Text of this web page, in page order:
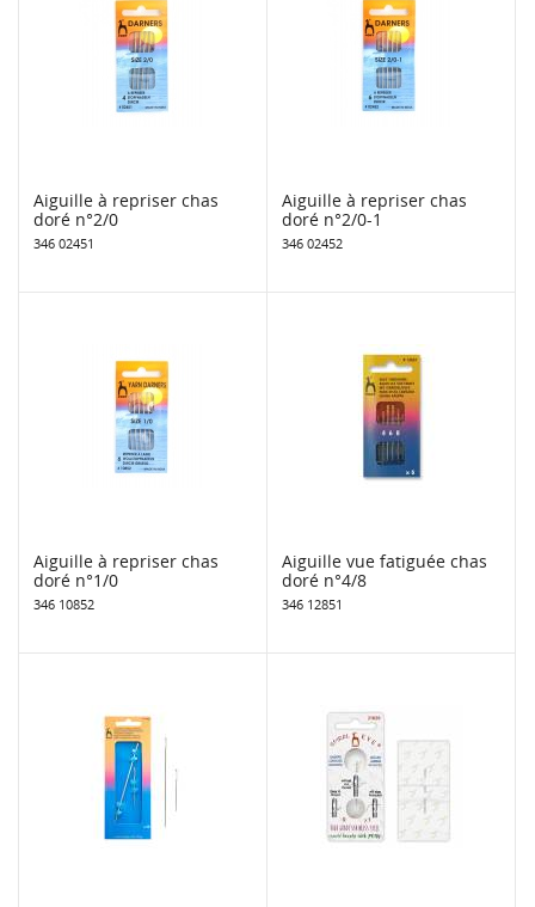
Aiguille à repriser chas
doré n°2/0
346 02451
Aiguille à repriser chas
doré n°2/0-1
346 02452
Aiguille à repriser chas
doré n°1/0
346 10852
Aiguille vue fatiguée chas
doré n°4/8
346 12851